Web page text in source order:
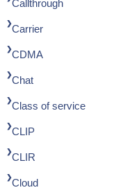
Callthrough
Carrier
CDMA
Chat
Class of service
CLIP
CLIR
Cloud